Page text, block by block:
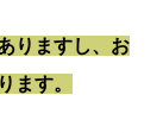
りますし、お
ます。